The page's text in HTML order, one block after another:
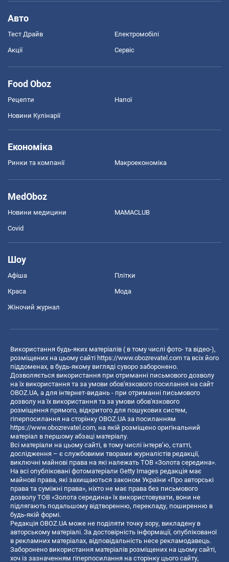
Авто
Тест Драйв Електромобілі
Акції Сервіс
Food Oboz
Рецепти Напої
Новини Кулінарії
Економіка
Ринки та компанії Макроекономіка
MedOboz
Новини медицини MAMACLUB
Covid
Шоу
Афіша Плітки
Краса Мода
Жіночий журнал
Використання будь-яких матеріалів ( в тому числі фото- та відео-),
розміщених на цьому сайті https://www.obozrevatel.com та всіх його
піддоменах, в будь-якому вигляді суворо заборонено.
Дозволяється використання при отриманні письмового дозволу
на їх використання та за умови обов'язкового посилання на сайт
OBOZ.UA, а для інтернет-видань - при отриманні письмового
дозволу на їх використання та за умови обов'язкового
розміщення прямого, відкритого для пошукових систем,
гіперпосилання на сторінку OBOZ.UA за посиланням
https://www.obozrevatel.com, на якій розміщено оригінальний
матеріал в першому абзаці матеріалу.
Всі матеріали на цьому сайті, в тому числі інтерв’ю, статті,
дослідження – є службовими творами журналістів редакції,
виключні майнові права на які належать ТОВ «Золота середина».
На всі опубліковані фотоматеріали Getty Images редакція має
майнові права, які захищаються законом України «Про авторські
права та суміжні права», ніхто не має права без письмового
дозволу ТОВ «Золота середина» їх використовувати, вони не
підлягають подальшому відтворенню, перекладу, поширенню в
будь-якій формі.
Редакція OBOZ.UA може не поділяти точку зору, викладену в
авторському матеріалі. За достовірність інформації, опублікованої
в рекламних матеріалах, відповідальність несе рекламодавець.
Заборонено використання матеріалів розміщених на цьому сайті,
хоч із зазначенням гіперпосилання на сторінку цього сайту,